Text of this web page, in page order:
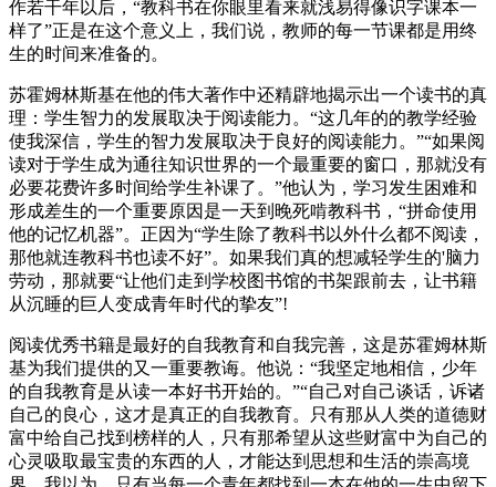
作若干年以后，“教科书在你眼里看来就浅易得像识字课本一
样了”正是在这个意义上，我们说，教师的每一节课都是用终
生的时间来准备的。
苏霍姆林斯基在他的伟大著作中还精辟地揭示出一个读书的真
理：学生智力的发展取决于阅读能力。“这几年的的教学经验
使我深信，学生的智力发展取决于良好的阅读能力。”“如果阅
读对于学生成为通往知识世界的一个最重要的窗口，那就没有
必要花费许多时间给学生补课了。”他认为，学习发生困难和
形成差生的一个重要原因是一天到晚死啃教科书，“拼命使用
他的记忆机器”。正因为“学生除了教科书以外什么都不阅读，
那他就连教科书也读不好”。如果我们真的想减轻学生的'脑力
劳动，那就要“让他们走到学校图书馆的书架跟前去，让书籍
从沉睡的巨人变成青年时代的挚友”!
阅读优秀书籍是最好的自我教育和自我完善，这是苏霍姆林斯
基为我们提供的又一重要教诲。他说：“我坚定地相信，少年
的自我教育是从读一本好书开始的。”“自己对自己谈话，诉诸
自己的良心，这才是真正的自我教育。只有那从人类的道德财
富中给自己找到榜样的人，只有那希望从这些财富中为自己的
心灵吸取最宝贵的东西的人，才能达到思想和生活的崇高境